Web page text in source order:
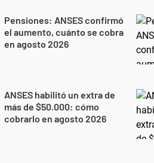
Pensiones: ANSES confirmó
el aumento, cuánto se cobra
en agosto 2026
ANSES habilitó un extra de
más de $50.000: cómo
cobrarlo en agosto 2026